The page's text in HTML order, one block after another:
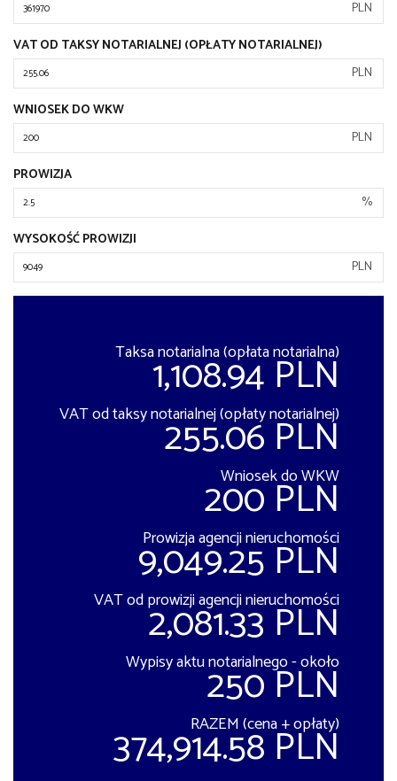
PLN
VAT OD TAKSY NOTARIALNEJ (OPŁATY NOTARIALNEJ)
PLN
WNIOSEK DO WKW
PLN
PROWIZJA
%
WYSOKOŚĆ PROWIZJI
PLN
Taksa notarialna (opłata notarialna)
1,108.94 PLN
VAT od taksy notarialnej (opłaty notarialnej)
255.06 PLN
Wniosek do WKW
200 PLN
Prowizja agencji nieruchomości
9,049.25 PLN
VAT od prowizji agencji nieruchomości
2,081.33 PLN
Wypisy aktu notarialnego - około
250 PLN
RAZEM (cena + opłaty)
374,914.58 PLN